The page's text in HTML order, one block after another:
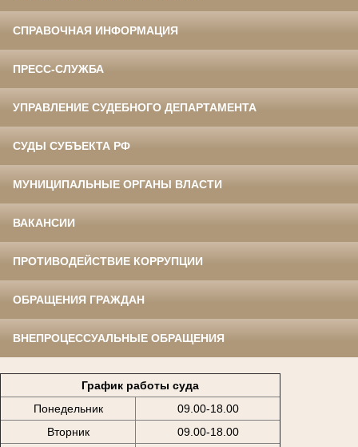
СПРАВОЧНАЯ ИНФОРМАЦИЯ
ПРЕСС-СЛУЖБА
УПРАВЛЕНИЕ СУДЕБНОГО ДЕПАРТАМЕНТА
СУДЫ СУБЪЕКТА РФ
МУНИЦИПАЛЬНЫЕ ОРГАНЫ ВЛАСТИ
ВАКАНСИИ
ПРОТИВОДЕЙСТВИЕ КОРРУПЦИИ
ОБРАЩЕНИЯ ГРАЖДАН
ВНЕПРОЦЕССУАЛЬНЫЕ ОБРАЩЕНИЯ
График работы суда
Понедельник
09.00-18.00
Вторник
09.00-18.00